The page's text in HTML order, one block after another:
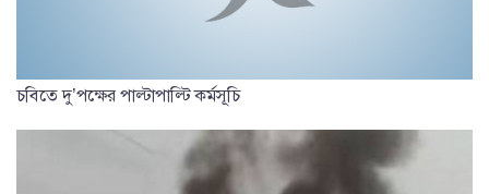
চবিতে দু’পক্ষের পাল্টাপাল্টি কর্মসূচি